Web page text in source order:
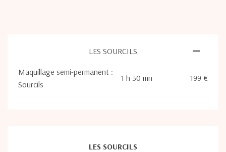
LES SOURCILS
Maquillage semi-permanent :
Sourcils
1 h 30 mn 199 €
LES SOURCILS